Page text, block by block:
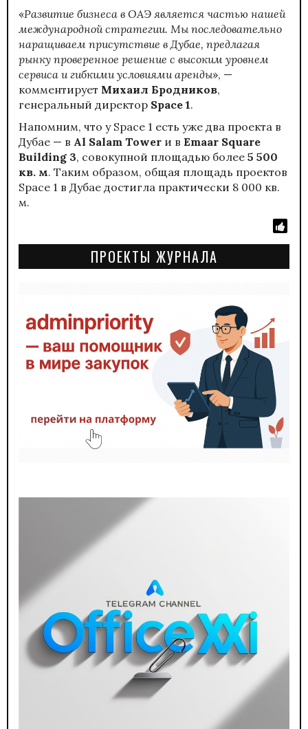
«Развитие бизнеса в ОАЭ является частью нашей
международной стратегии. Мы последовательно
наращиваем присутствие в Дубае, предлагая
рынку проверенное решение с высоким уровнем
сервиса и гибкими условиями аренды», —
комментирует Михаил Бродников,
генеральный директор Space 1.
Напомним, что у Space 1 есть уже два проекта в
Дубае — в Al Salam Tower и в Emaar Square
Building 3, совокупной площадью более 5 500
кв. м. Таким образом, общая площадь проектов
Space 1 в Дубае достигла практически 8 000 кв.
м.
ПРОЕКТЫ ЖУРНАЛА